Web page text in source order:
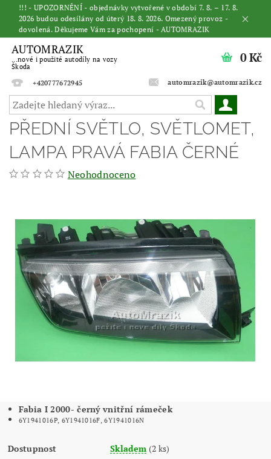
!!! - UPOZORNĚNÍ - objednávky vytvořené v období 7. 8. – 17. 8.
2026 budou odesílány od úterý 18. 8. 2026. Omezený provoz -
dovolená. Děkujeme Vám za pochopení - AUTOMRAZIK
AUTOMRAZIK
...nové i použité autodíly na vozy
Škoda
+420777672945
automrazik@automrazik.cz
0 Kč
PŘEDNÍ SVĚTLO, SVĚTLOMET,
LAMPA PRAVÁ FABIA ČERNÉ
Neohodnoceno
Fabia I 2000- černý vnitřní rámeček
6Y1941016P, 6Y1941016F, 6Y1941016N
Dostupnost Skladem (2 ks)